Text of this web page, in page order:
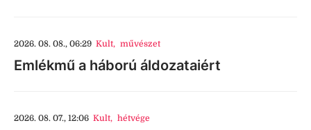
2026. 08. 08., 06:29 Kult, művészet
Emlékmű a háború áldozataiért
2026. 08. 07., 12:06 Kult, hétvége